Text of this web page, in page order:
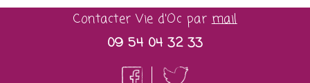
Contacter Vie d'Oc parmail
09 54 04 32 33